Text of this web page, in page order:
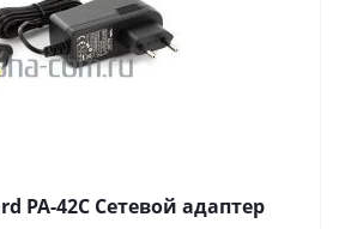
PA-42C Сетевой адаптер